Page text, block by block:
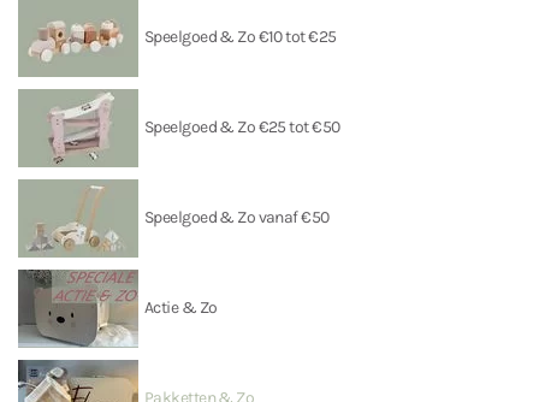
Speelgoed & Zo €10 tot €25
Speelgoed & Zo €25 tot €50
Speelgoed & Zo vanaf €50
Actie & Zo